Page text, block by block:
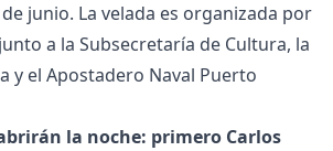
junio. La velada es organizada por
a la Subsecretaría de Cultura, la
y el Apostadero Naval Puerto
la noche: primero Carlos